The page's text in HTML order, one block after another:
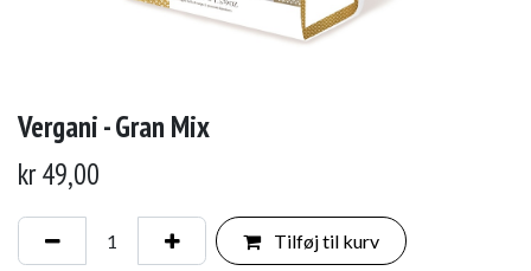
Vergani - Gran Mix
kr49,00
Tilføj til kurv